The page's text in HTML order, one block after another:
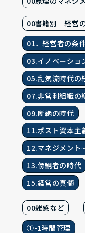
00書籍別 経営
01．経営者の条件
03.イノベーショ
05.乱気流時代の
07.非営利組織の
09.断絶の時代
11.ポスト資本主
12.マネジメント
13.傍観者の時代
15.経営の真髄
00雑感など
①-1時間管理